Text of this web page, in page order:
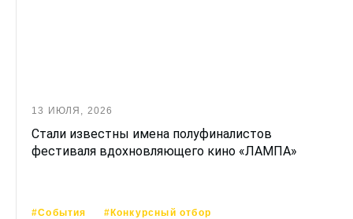
13 ИЮЛЯ, 2026
Стали известны имена полуфиналистов
фестиваля вдохновляющего кино «ЛАМПА»
#События #Конкурсный отбор